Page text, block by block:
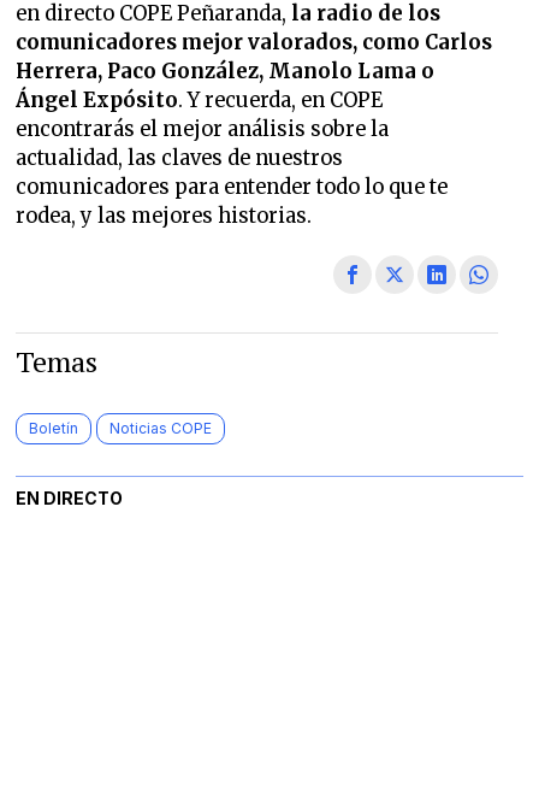
en directo COPE Peñaranda, la radio de los
comunicadores mejor valorados, como Carlos
Herrera, Paco González, Manolo Lama o
Ángel Expósito. Y recuerda, en COPE
encontrarás el mejor análisis sobre la
actualidad, las claves de nuestros
comunicadores para entender todo lo que te
rodea, y las mejores historias.
Temas
Boletín Noticias COPE
EN DIRECTO